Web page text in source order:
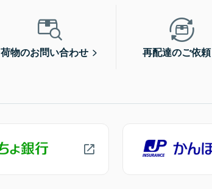
荷物のお問い合わせ 再配達のご依頼